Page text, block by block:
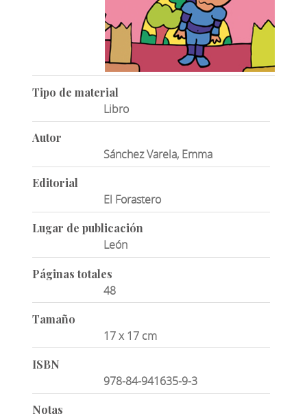
Tipo de material
Libro
Autor
Sánchez Varela, Emma
Editorial
El Forastero
Lugar de publicación
León
Páginas totales
48
Tamaño
17 x 17 cm
ISBN
978-84-941635-9-3
Notas